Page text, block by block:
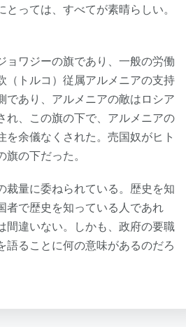
っては、すべてが素晴らしい。
ョワジーの旗であり、一般の労働
（トルコ）従属アルメニアの支持
あり、アルメニアの敵はロシア
れ、この旗の下で、アルメニアの
余儀なくされた。売国奴がヒト
の下だった。
裁量に委ねられている。歴史を知
者で歴史を知っている人であれ
間違いない。しかも、政府の要職
ることに何の意味があるのだろ